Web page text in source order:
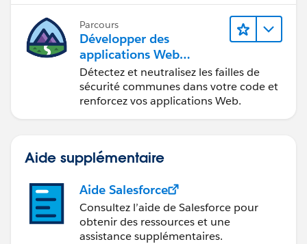
Parcours
Développer des
applications Web
sécurisées
Détectez et neutralisez les failles de
sécurité communes dans votre code et
renforcez vos applications Web.
Aide supplémentaire
Aide Salesforce
Consultez l’aide de Salesforce pour
obtenir des ressources et une
assistance supplémentaires.